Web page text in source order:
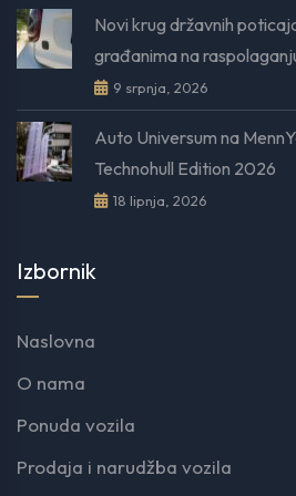
Novi krug državnih
građanima na
9 srpnja, 2026
Auto Universum na
Technohull Edition 2026
18 lipnja, 2026
Izbornik
Naslovna
O nama
Ponuda vozila
Prodaja i narudžba vozila